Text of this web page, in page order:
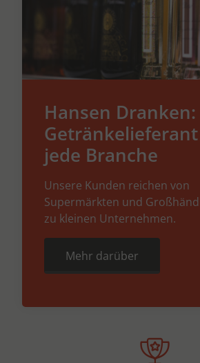
Hansen Dranken:
jede Branche
Unsere Kunden reichen von
Supermärkten und
zu kleinen Unternehmen.
Mehr darüber